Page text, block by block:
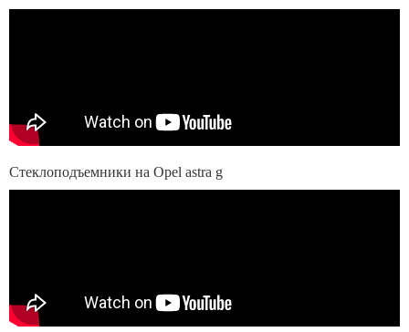
Стеклоподъемники на Opel astra g